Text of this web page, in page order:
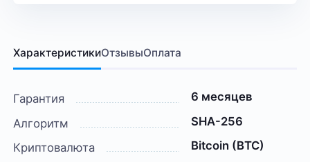
ХарактеристикиОтзывыОплата
Гарантия
6 месяцев
Алгоритм
SHA-256
Криптовалюта
Bitcoin (BTC)